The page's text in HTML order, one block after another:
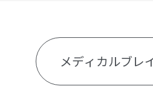
メディカルブレ